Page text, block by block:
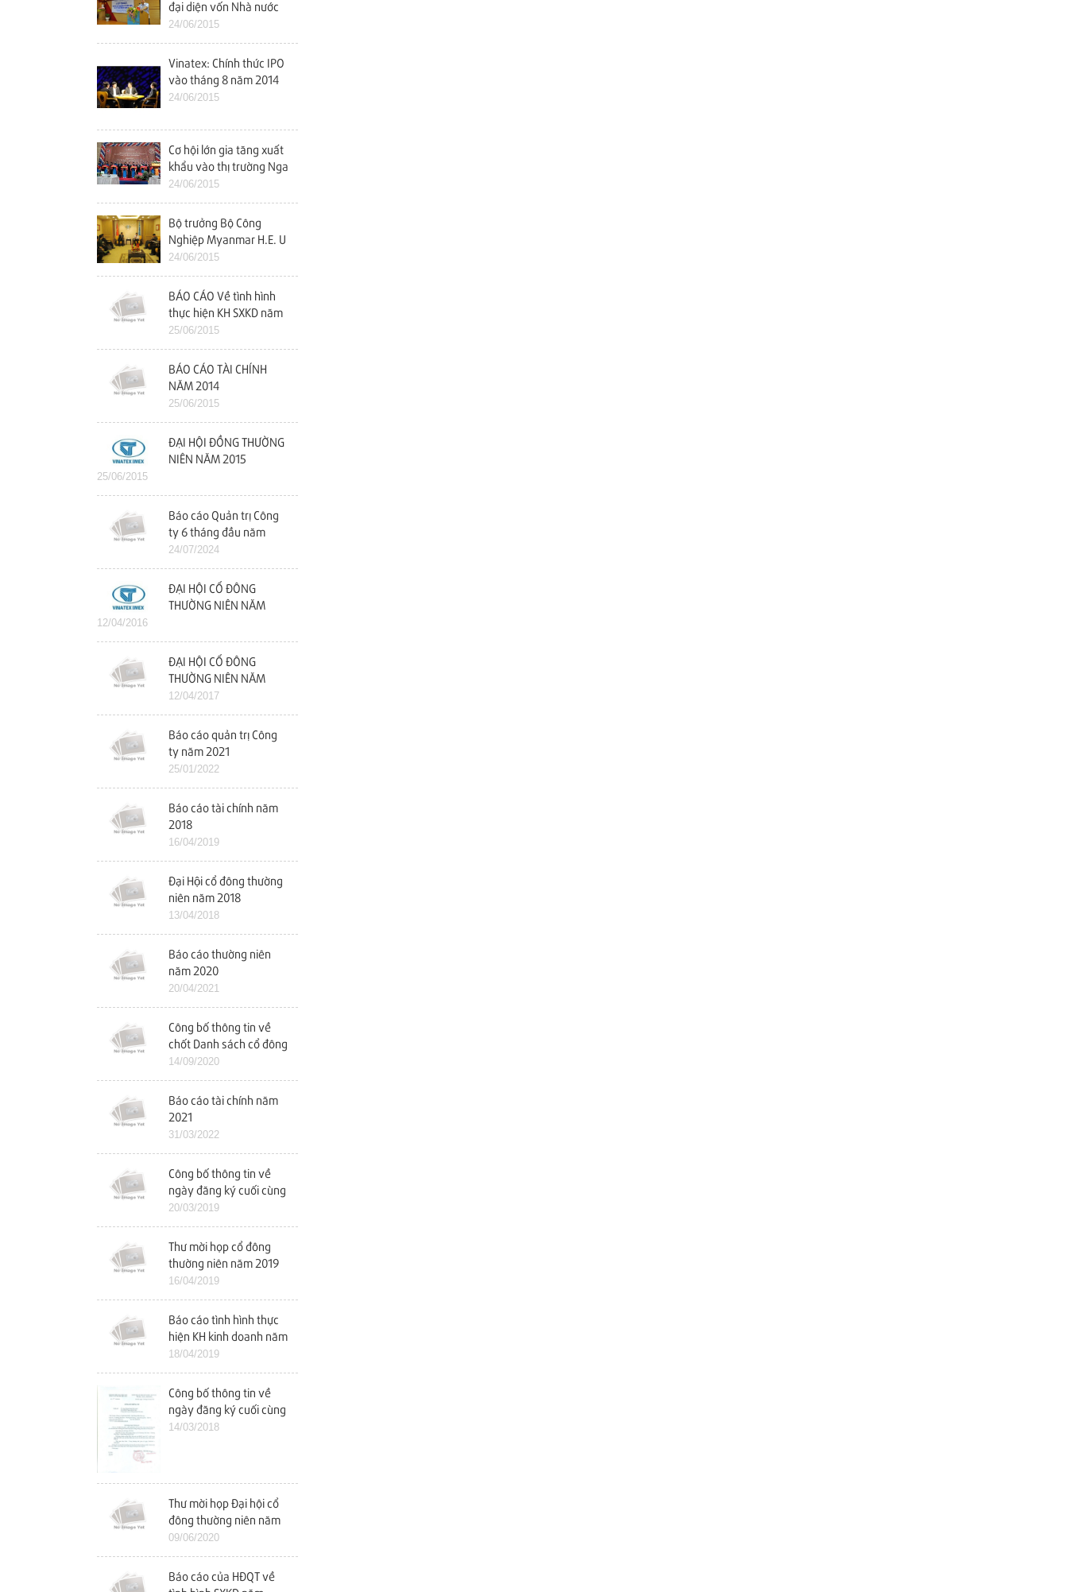
đại diện vốn Nhà nước
tại các doanh nghiệp
24/06/2015
Vinatex: Chính thức IPO
vào tháng 8 năm 2014
24/06/2015
Cơ hội lớn gia tăng xuất
khẩu vào thị trường Nga
24/06/2015
Bộ trưởng Bộ Công
Nghiệp Myanmar H.E. U
Maung Myint Thăm và
làm việc với Vinatex
24/06/2015
BÁO CÁO Về tình hình
thực hiện KH SXKD năm
2014 và kế hoạch năm
2015
25/06/2015
BÁO CÁO TÀI CHÍNH
NĂM 2014
25/06/2015
ĐẠI HỘI ĐỒNG THƯỜNG
NIÊN NĂM 2015
25/06/2015
Báo cáo Quản trị Công
ty 6 tháng đầu năm
2024
24/07/2024
ĐẠI HỘI CỔ ĐÔNG
THƯỜNG NIÊN NĂM
12/04/2016
ĐẠI HỘI CỔ ĐÔNG
THƯỜNG NIÊN NĂM
2017
12/04/2017
Báo cáo quản trị Công
ty năm 2021
25/01/2022
Báo cáo tài chính năm
2018
16/04/2019
Đại Hội cổ đông thường
niên năm 2018
13/04/2018
Báo cáo thường niên
năm 2020
20/04/2021
Công bố thông tin về
chốt Danh sách cổ đông
để tổ chức ĐHCĐ bất
thường
14/09/2020
Báo cáo tài chính năm
2021
31/03/2022
Công bố thông tin về
ngày đăng ký cuối cùng
chốt danh sách cổ đông
dự ĐHCĐ năm 2019
20/03/2019
Thư mời họp cổ đông
thường niên năm 2019
16/04/2019
Báo cáo tình hình thực
hiện KH kinh doanh năm
2018 và KH kinh doanh
năm 2019
18/04/2019
Công bố thông tin về
ngày đăng ký cuối cùng
tham dự ĐHCĐ năm
14/03/2018
Thư mời họp Đại hội cổ
đông thường niên năm
2020
09/06/2020
Báo cáo của HĐQT về